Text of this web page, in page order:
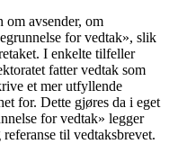
om avsender, om
for vedtak», slik
I enkelte tilfeller
fatter vedtak som
et mer utfyllende
for. Dette gjøres da i eget
for vedtak» legger
til vedtaksbrevet.